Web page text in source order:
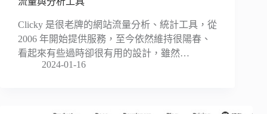
Clicky 是很老牌的網站流量分析、統計工具，從
2006 年開始提供服務，至今依然維持很陽春、
看起來有些過時卻很有用的設計，雖然…
2024-01-16